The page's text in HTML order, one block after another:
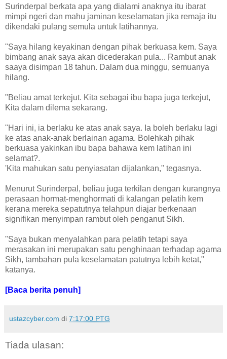
Surinderpal berkata apa yang dialami anaknya itu ibarat
mimpi ngeri dan mahu jaminan keselamatan jika remaja itu
dikendaki pulang semula untuk latihannya.
"Saya hilang keyakinan dengan pihak berkuasa kem. Saya
bimbang anak saya akan dicederakan pula... Rambut anak
saaya disimpan 18 tahun. Dalam dua minggu, semuanya
hilang.
"Beliau amat terkejut. Kita sebagai ibu bapa juga terkejut,
Kita dalam dilema sekarang.
"Hari ini, ia berlaku ke atas anak saya. Ia boleh berlaku lagi
ke atas anak-anak berlainan agama. Bolehkah pihak
berkuasa yakinkan ibu bapa bahawa kem latihan ini
selamat?.
'Kita mahukan satu penyiasatan dijalankan," tegasnya.
Menurut Surinderpal, beliau juga terkilan dengan kurangnya
perasaan hormat-menghormati di kalangan pelatih kem
kerana mereka sepatutnya telahpun diajar berkenaan
signifikan menyimpan rambut oleh penganut Sikh.
"Saya bukan menyalahkan para pelatih tetapi saya
merasakan ini merupakan satu penghinaan terhadap agama
Sikh, tambahan pula keselamatan patutnya lebih ketat,"
katanya.
[Baca berita penuh]
ustazcyber.com di 7:17:00 PTG
Tiada ulasan: